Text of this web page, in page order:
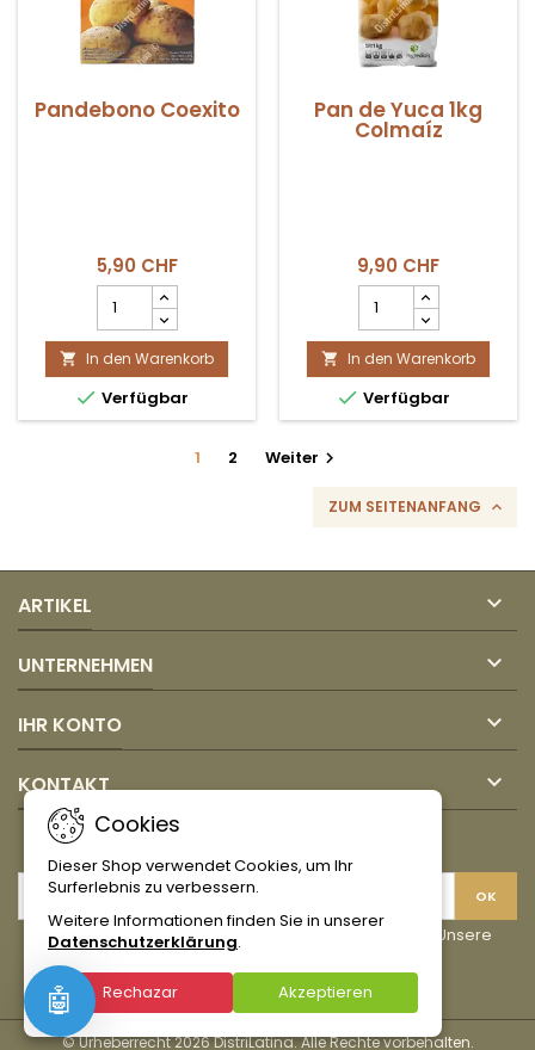
Pandebono Coexito
5,90 CHF
Pandebono
Coexito
Produktmengenfeld
 In den Warenkorb
 Verfügbar
Pan de Yuca 1kg
Colmaíz
9,90 CHF
de
Yuca
1kg
Colmaíz
Produktmengenfeld
 In den Warenkorb
 Verfügbar
1 2 Weiter 
ZUM SEITENANFANG 
ARTIKEL 
UNTERNEHMEN 
IHR KONTO 
KONTAKT 
Cookies
Dieser Shop verwendet Cookies, um Ihr
Surferlebnis zu verbessern.
Weitere Informationen finden Sie in unserer
Datenschutzerklärung.
Rechazar Akzeptieren
🤖
Sie können Ihr Einverständnis jederzeit widerrufen. Unsere
Kontaktinformationen finden Sie u. a. in der
Datenschutzerklärung.
© Urheberrecht 2026 DistriLatina. Alle Rechte vorbehalten.